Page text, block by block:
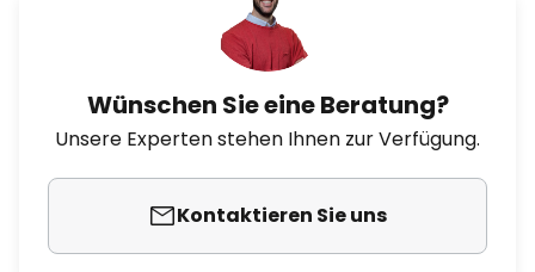
Wünschen Sie eine Beratung?
Unsere Experten stehen Ihnen zur Verfügung.
Kontaktieren Sie uns